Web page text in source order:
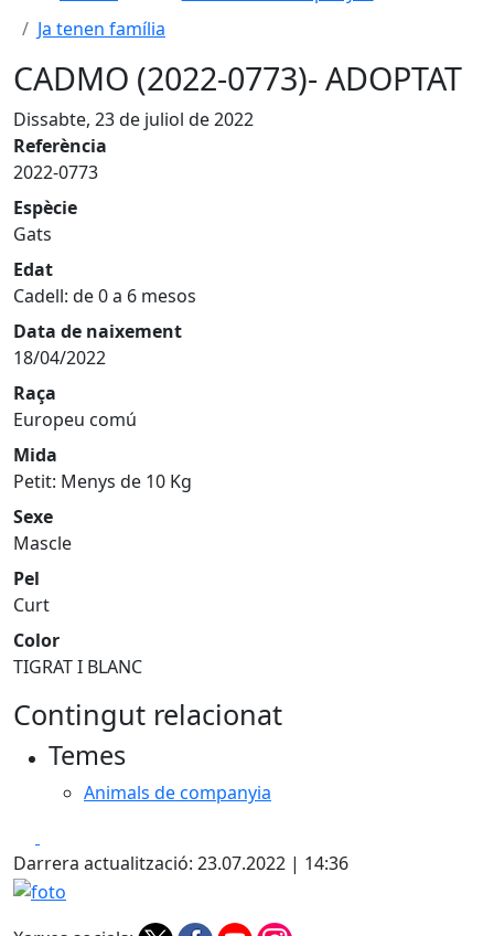
Ja tenen família
CADMO (2022-0773)- ADOPTAT
Dissabte, 23 de juliol de 2022
Referència
2022-0773
Espècie
Gats
Edat
Cadell: de 0 a 6 mesos
Data de naixement
18/04/2022
Raça
Europeu comú
Mida
Petit: Menys de 10 Kg
Sexe
Mascle
Pel
Curt
Color
TIGRAT I BLANC
Contingut relacionat
Temes
Animals de companyia
Darrera actualització: 23.07.2022 | 14:36
foto